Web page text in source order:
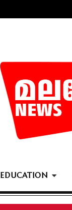
EDUCATION